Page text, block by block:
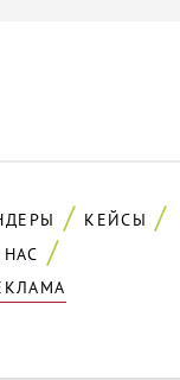
КЕЙСЫ